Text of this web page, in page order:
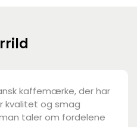
kaffemærke, der har
kvalitet og smag
taler om fordelene